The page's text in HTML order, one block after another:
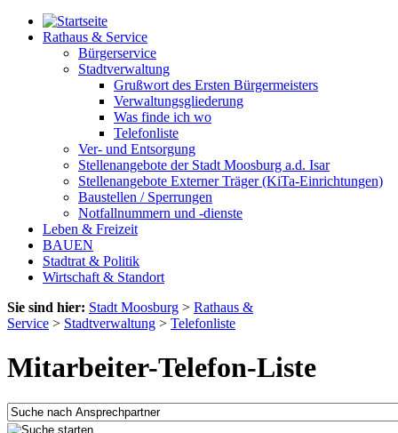
Rathaus & Service
Bürgerservice
Stadtverwaltung
Grußwort des Ersten Bürgermeisters
Verwaltungsgliederung
Was finde ich wo
Telefonliste
Ver- und Entsorgung
Stellenangebote der Stadt Moosburg a.d. Isar
Stellenangebote Externer Träger (KiTa-Einrichtungen)
Baustellen / Sperrungen
Notfallnummern und -dienste
Leben & Freizeit
BAUEN
Stadtrat & Politik
Wirtschaft & Standort
Sie sind hier: Stadt Moosburg > Rathaus &
Service > Stadtverwaltung > Telefonliste
Mitarbeiter-Telefon-Liste